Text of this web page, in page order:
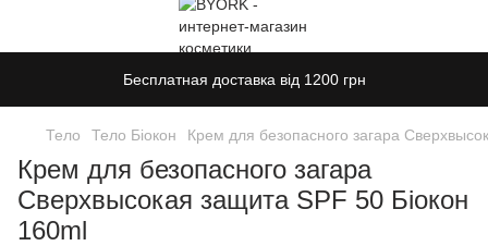
Бесплатная доставка від 1200 грн
Тело Тело Біокон Крем для безопасного загара
Крем для безопасного загара
Сверхвысокая защита SPF 50 Біокон
160ml